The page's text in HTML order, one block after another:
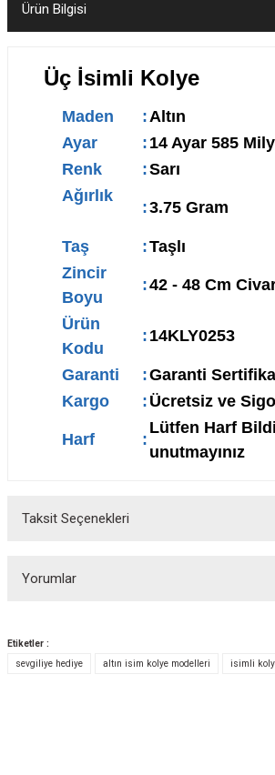
Ürün Bilgisi
Üç İsimli Kolye
Maden :Altın
Ayar
: 14 Ayar 585
Renk
:Sarı
Ağırlık
:3.75 Gram
Taş :Taşlı
Zincir
Boyu
:42 - 48 Cm
Ürün
Kodu
: 14KLY0253
Garanti :Garanti
Kargo
: Ücretsiz ve
Harf :
Lütfen Harf
unutmayınız
Taksit Seçenekleri
Yorumlar
Bu ürüne ilk yorumu siz
Etiketler :
sevgiliye hediye
altın isim kolye modelleri isimli